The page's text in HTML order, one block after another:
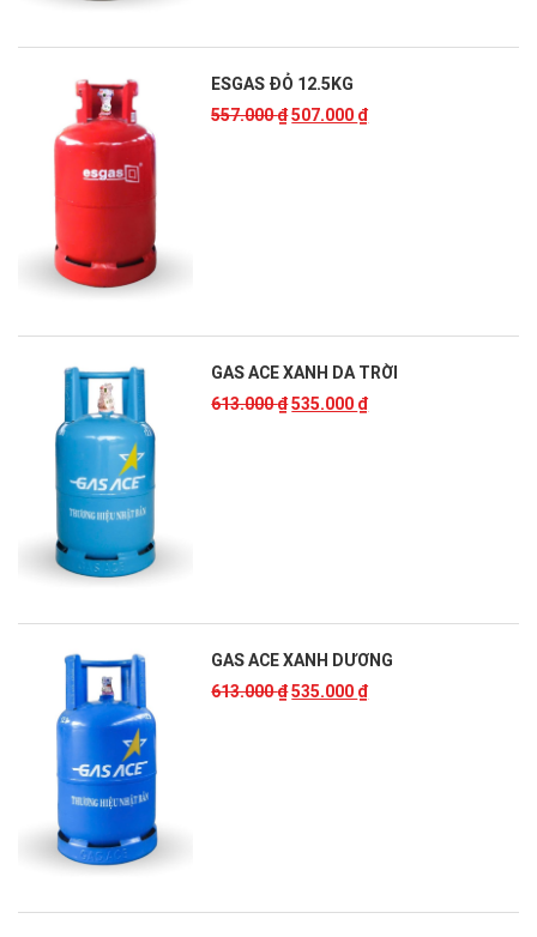
ESGAS ĐỎ 12.5KG
557.000₫507.000 ₫
GAS ACE XANH DA TRỜI
613.000₫535.000 ₫
GAS ACE XANH DƯƠNG
613.000₫535.000 ₫